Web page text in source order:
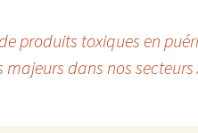
Sommeil
Technologies
produits toxiques en
dans nos secteurs